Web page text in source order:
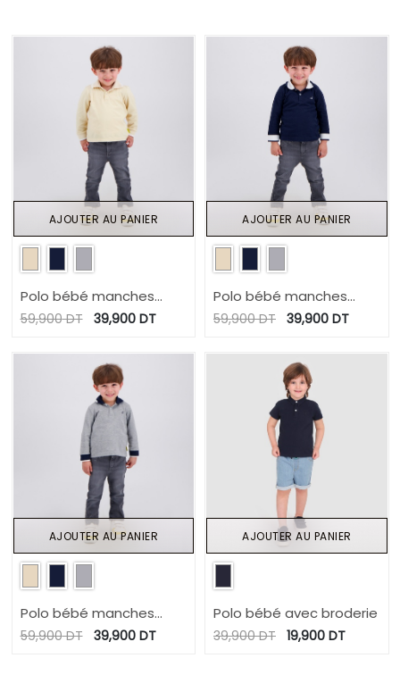
Polo bébé manches
longues avec broderie
59,900DT 39,900DT
AJOUTER AU PANIER
Polo bébé manches
longues avec broderie
59,900DT 39,900 DT
AJOUTER AU PANIER
Polo bébé manches
longues avec broderie
59,900DT 39,900DT
AJOUTER AU PANIER
Polo bébé avec broderie
39,900DT 19,900 DT
AJOUTER AU PANIER